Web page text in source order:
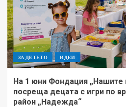
ЗА ДЕТЕТО ИДЕИ
На 1 юни Фондация „Нашите
посреща децата с игри по
район „Надежда“